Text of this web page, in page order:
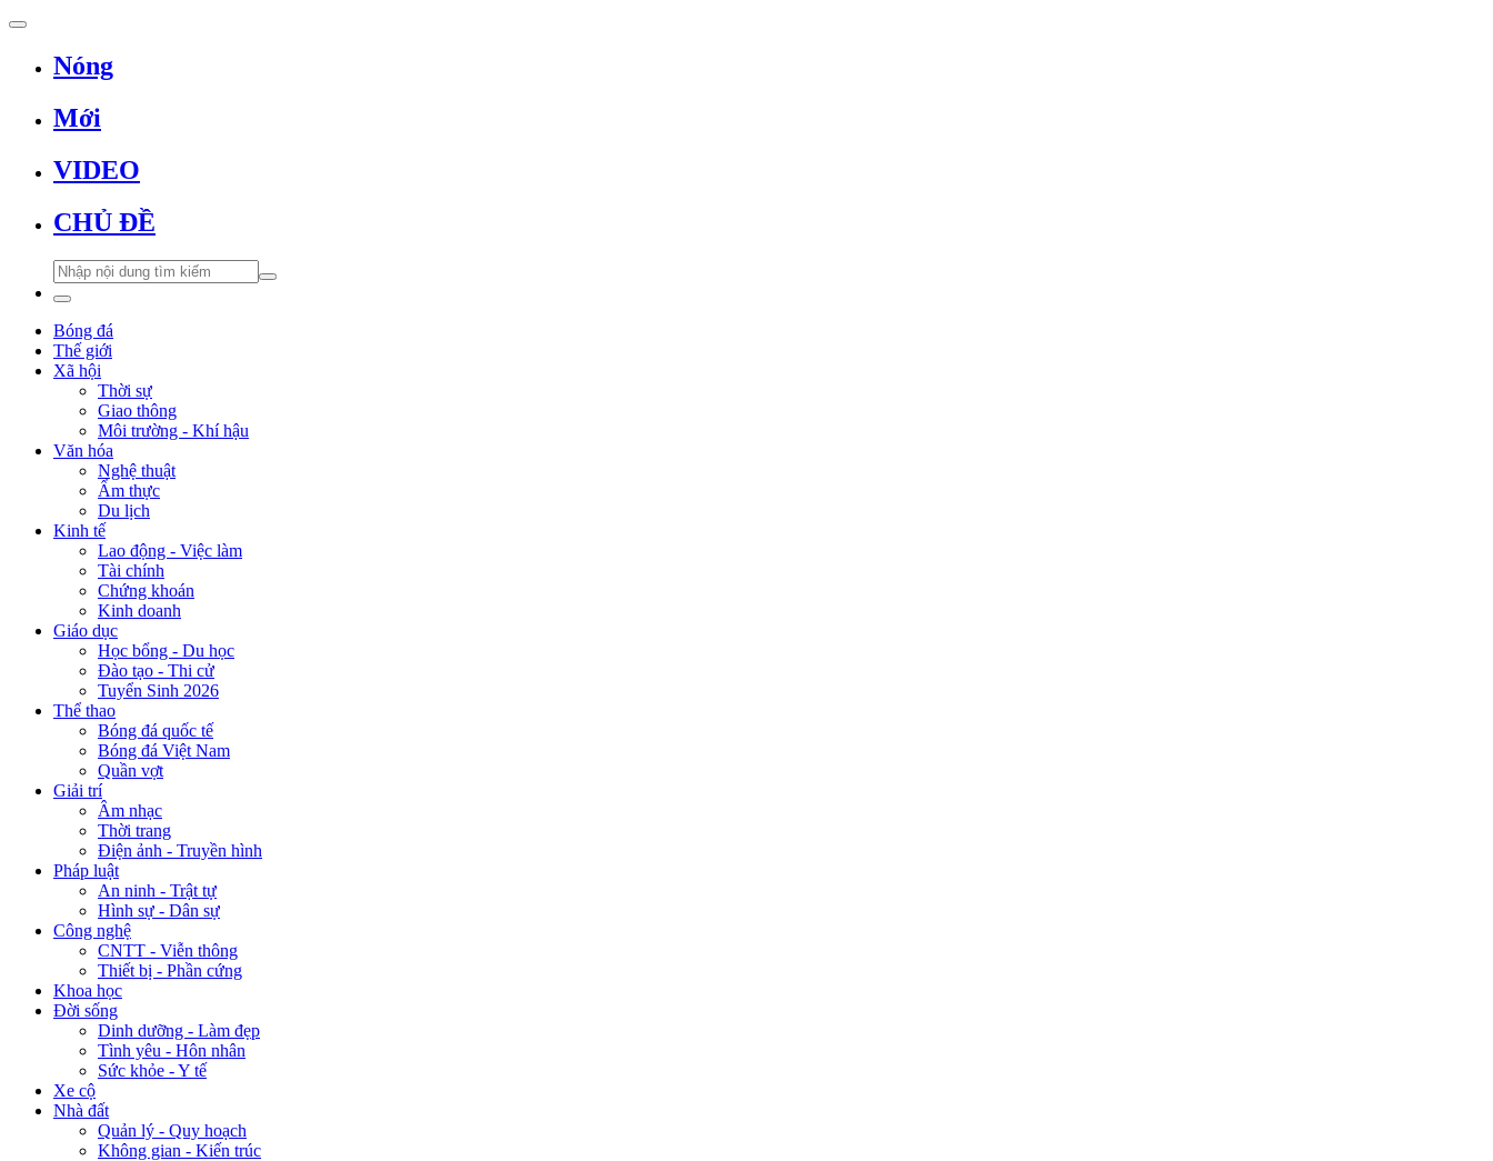
Nóng
Mới
VIDEO
CHỦ ĐỀ
Bóng đá
Thế giới
Xã hội
Thời sự
Giao thông
Môi trường - Khí hậu
Văn hóa
Nghệ thuật
Ẩm thực
Du lịch
Kinh tế
Lao động - Việc làm
Tài chính
Chứng khoán
Kinh doanh
Giáo dục
Học bổng - Du học
Đào tạo - Thi cử
Tuyển Sinh 2026
Thể thao
Bóng đá quốc tế
Bóng đá Việt Nam
Quần vợt
Giải trí
Âm nhạc
Thời trang
Điện ảnh - Truyền hình
Pháp luật
An ninh - Trật tự
Hình sự - Dân sự
Công nghệ
CNTT - Viễn thông
Thiết bị - Phần cứng
Khoa học
Đời sống
Dinh dưỡng - Làm đẹp
Tình yêu - Hôn nhân
Sức khỏe - Y tế
Xe cộ
Nhà đất
Quản lý - Quy hoạch
Không gian - Kiến trúc